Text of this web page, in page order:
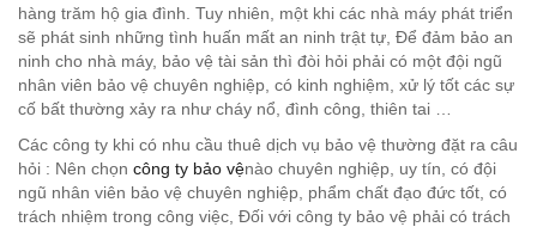
hàng trăm hộ gia đình. Tuy nhiên, một khi các nhà máy phát triển
sẽ phát sinh những tình huấn mất an ninh trật tự, Để đảm bảo an
ninh cho nhà máy, bảo vệ tài sản thì đòi hỏi phải có một đội ngũ
nhân viên bảo vệ chuyên nghiệp, có kinh nghiệm, xử lý tốt các sự
cố bất thường xảy ra như cháy nổ, đình công, thiên tai …
Các công ty khi có nhu cầu thuê dịch vụ bảo vệ thường đặt ra câu
hỏi : Nên chọn công ty bảo vệnào chuyên nghiệp, uy tín, có đội
ngũ nhân viên bảo vệ chuyên nghiệp, phẩm chất đạo đức tốt, có
trách nhiệm trong công việc, Đối với công ty bảo vệ phải có trách